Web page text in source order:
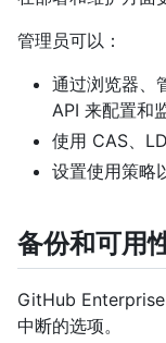
管理员可以：
通过浏览器、
API 来配置和
使用 CAS、
设置使用策略
备份和可用
GitHub
中断的选项。